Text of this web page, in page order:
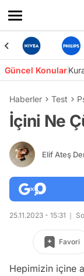
Güncel Konular
Haberler Test
İçini Ne
Elif Ateş
25.11.2023 - 15:31
Favori
Hepimizin içine